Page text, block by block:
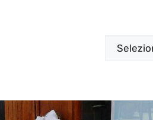
Categorie